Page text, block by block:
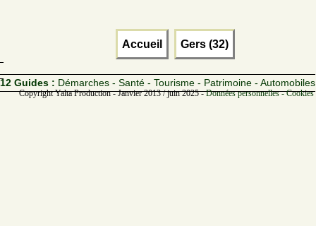
Accueil Gers (32)
12 Guides : Démarches - Santé - Tourisme - Patrimoine - Automobiles
Copyright Yalta Production - Janvier 2013 / juin 2025 -Données personnelles -